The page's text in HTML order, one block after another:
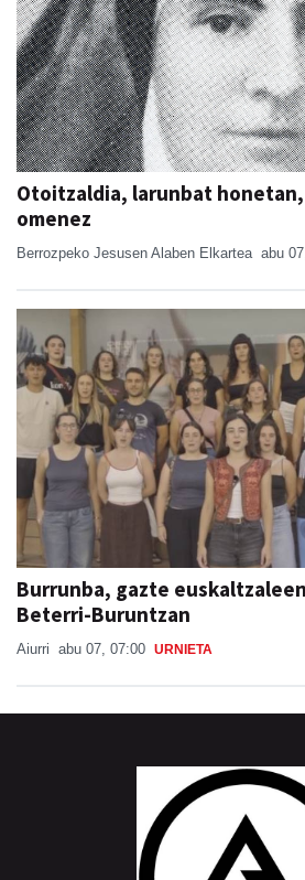
Otoitzaldia, larunbat honetan,
omenez
Berrozpeko Jesusen Alaben Elkartea abu
Burrunba, gazte
Beterri-Buruntzan
Aiurri abu 07, 07:00 URNIETA